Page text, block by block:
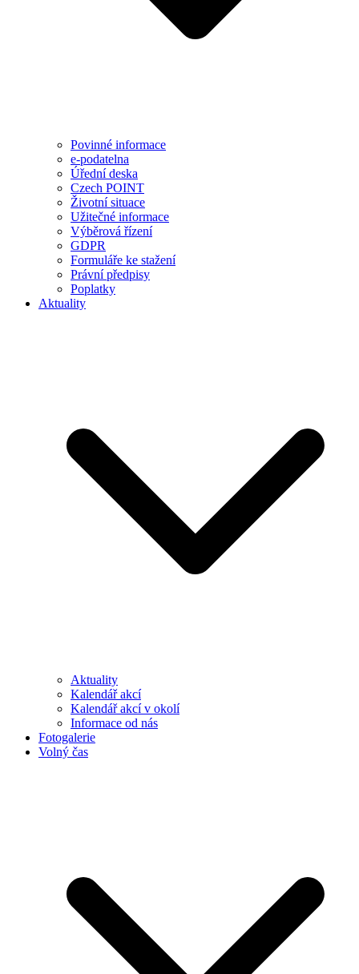
Povinné informace
e-podatelna
Úřední deska
Czech POINT
Životní situace
Užitečné informace
Výběrová řízení
GDPR
Formuláře ke stažení
Právní předpisy
Poplatky
Aktuality
Aktuality
Kalendář akcí
Kalendář akcí v okolí
Informace od nás
Fotogalerie
Volný čas